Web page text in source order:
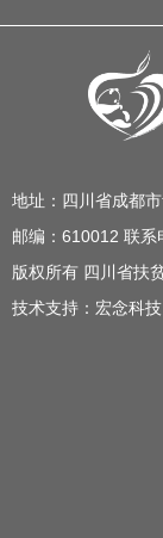
地址：四川省成都
邮编
版权所有 四川省扶
技术支持： 宏念科技